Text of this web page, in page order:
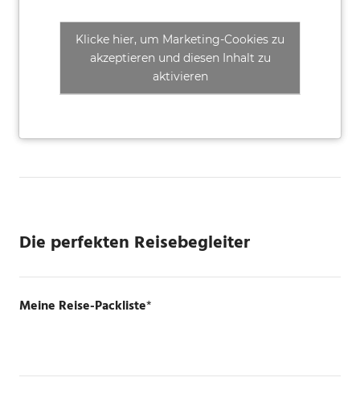
Klicke hier, um Marketing-Cookies zu
akzeptieren und diesen Inhalt zu
aktivieren
Die perfekten Reisebegleiter
Meine Reise-Packliste*